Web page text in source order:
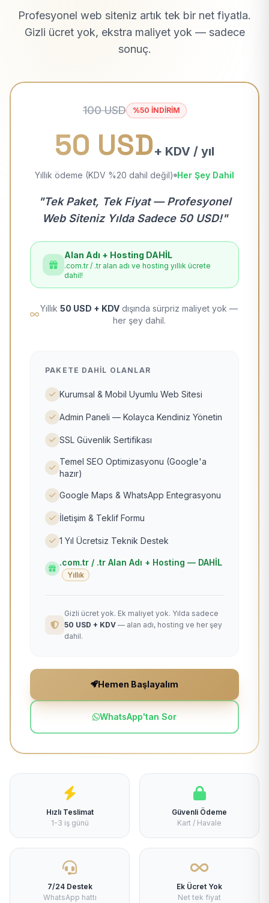
Profesyonel web siteniz artık tek bir net fiyatla.
Gizli ücret yok, ekstra maliyet yok — sadece
sonuç.
100 USD %50 İNDİRİM
50 USD+ KDV / yıl
Yıllık ödeme (KDV %20 dahil değil) Her Şey Dahil
"Tek Paket, Tek Fiyat — Profesyonel
Web Siteniz Yılda Sadece 50 USD!"
Alan Adı + Hosting DAHİL
.com.tr / .tr alan adı ve hosting yıllık ücrete
dahil!
Yıllık 50 USD + KDV dışında sürpriz maliyet yok —
her şey dahil.
PAKETE DAHIL OLANLAR
Kurumsal & Mobil Uyumlu Web Sitesi
Admin Paneli — Kolayca Kendiniz Yönetin
SSL Güvenlik Sertifikası
Temel SEO Optimizasyonu (Google'a
hazır)
Google Maps & WhatsApp Entegrasyonu
İletişim & Teklif Formu
1 Yıl Ücretsiz Teknik Destek
.com.tr / .tr Alan Adı + Hosting — DAHİL
Yıllık
Gizli ücret yok. Ek maliyet yok. Yılda sadece
50 USD + KDV — alan adı, hosting ve her şey
dahil.
Hemen Başlayalım
WhatsApp'tan Sor
Hızlı Teslimat
1-3 iş günü
Güvenli Ödeme
Kart / Havale
7/24 Destek
WhatsApp hattı
Ek Ücret Yok
Net tek fiyat